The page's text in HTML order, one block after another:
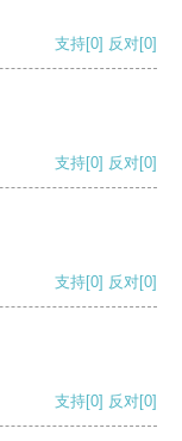
支持[0] 反对[0]
支持[0] 反对[0]
支持[0] 反对[0]
支持[0] 反对[0]